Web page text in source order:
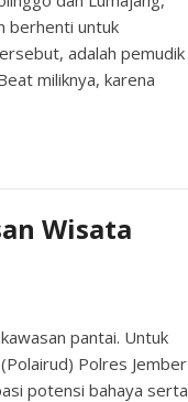
berhenti untuk
adalah pemudik
miliknya, karena
Wisata
pantai. Untuk
Polres Jember
potensi bahaya serta